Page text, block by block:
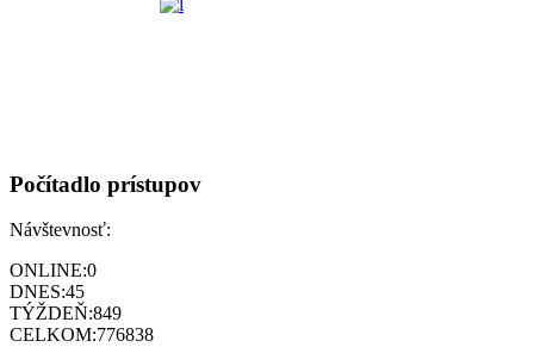
Počítadlo prístupov
Návštevnosť:
ONLINE:0
DNES:45
TÝŽDEŇ:849
CELKOM:776838